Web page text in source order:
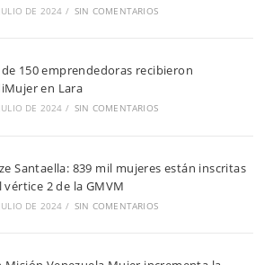
DE 2024 / SIN COMENTARIOS
de 150 emprendedoras recibieron
en Lara
DE 2024 / SIN COMENTARIOS
Santaella: 839 mil mujeres están inscritas
vértice 2 de la GMVM
DE 2024 / SIN COMENTARIOS